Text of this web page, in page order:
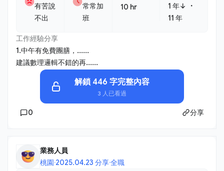
有苦說
不出
常常加
班
10 hr 1 年↓ ・
11 年
工作經驗分享
1.中午有免費團膳，......
建議數理邏輯不錯的再......
解鎖 446 字完整內容
3 人已看過
0 分享
業務人員
桃園·2025.04.23 分享·全職